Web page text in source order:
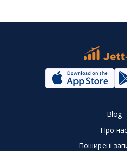
Blog
Про
Поширені